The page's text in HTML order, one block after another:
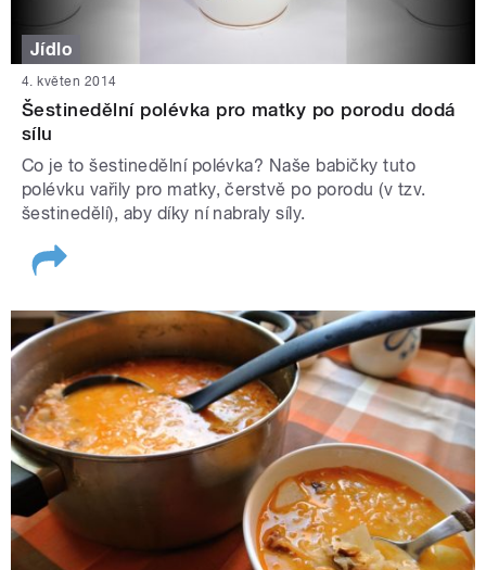
Jídlo
4. květen 2014
Šestinedělní polévka pro matky po porodu dodá
sílu
Co je to šestinedělní polévka? Naše babičky tuto
polévku vařily pro matky, čerstvě po porodu (v tzv.
šestinedělí), aby díky ní nabraly síly.